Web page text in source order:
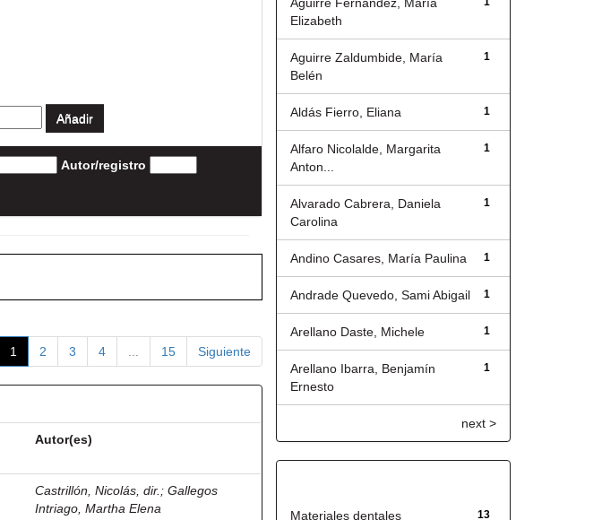
Autor/registro
1 2 3 4 15 Siguiente
Autor(es)
Castrillón, Nicolás, dir. ;Gallegos
Intriago, Martha Elena
Elizabeth
1
Aguirre Zaldumbide, María
Belén
1
Aldás Fierro, Eliana
1
Alfaro Nicolalde, Margarita
Anton...
1
Alvarado Cabrera, Daniela
Carolina
1
Andino Casares, María Paulina
1
Andrade Quevedo, Sami Abigail
1
Arellano Daste, Michele
1
Arellano Ibarra, Benjamín
Ernesto
next >
13
Materiales dentales